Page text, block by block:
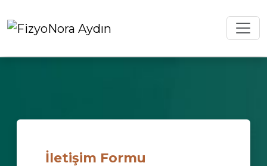
İletişim Formu